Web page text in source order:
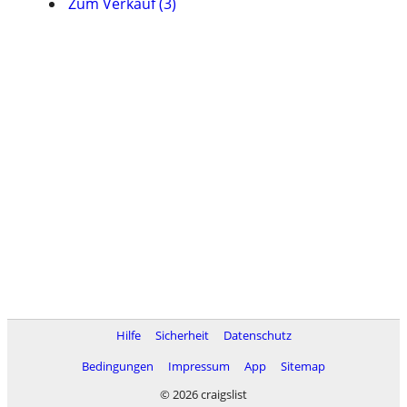
Hilfe Sicherheit
Datenschutz
Bedingungen
Impressum App
Sitemap
© 2026 craigslist